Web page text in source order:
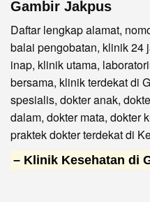
Gambir Jakpus
Daftar lengkap alamat,
balai pengobatan, klinik 24
inap, klinik utama,
bersama, klinik terdekat di
spesialis, dokter anak,
dalam, dokter mata, dokter
praktek dokter terdekat di
– Klinik Kesehatan di